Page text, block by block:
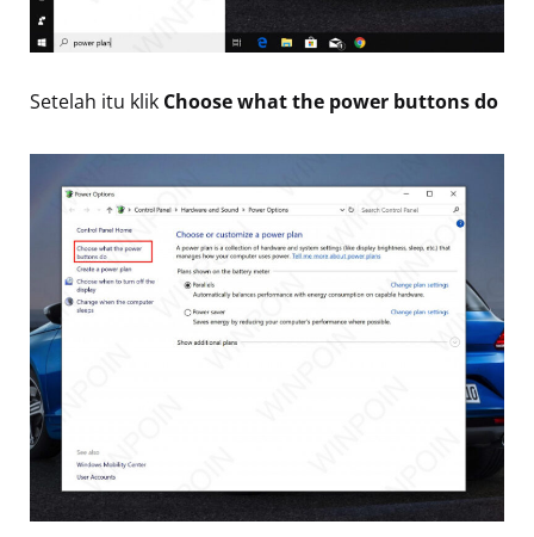
Setelah itu klik Choose what the power buttons do